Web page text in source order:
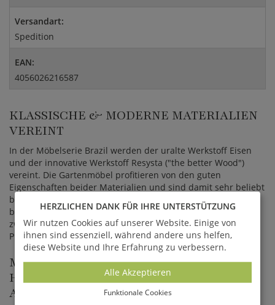
Versandart:
Spedition
EAN:
4056026216587
KLASSISCHE & MODERNE MATERIALIEN
VEREINT
In der Möbelserie Brazil werden der uralte Werkstoff Eisen
und der innovative Werkstoff Resysta ("the better Wood")
vereint. Die Gartenmöbel profitieren von den guten
Eigenschaften beider Materialien und sind damit sehr beliebt
bei unseren Kunden. Bei der Metallverarbeitung wurde
besonders auf Langlebigkeit geachtet. Starke Metallprofile,
zweifach verzinkte Gestelle und eine erstklassige
Pulverbeschichtung tragen maßgeblich dazu bei.
METALL & RESYSTA -
HANDWERKSKUNST MODERN
AUFGELEGT
HERZLICHEN DANK FÜR IHRE UNTERSTÜTZUNG
Wir nutzen Cookies auf unserer Website. Einige von
ihnen sind essenziell, während andere uns helfen,
diese Website und Ihre Erfahrung zu verbessern.
Alle Akzeptieren
Funktionale Cookies